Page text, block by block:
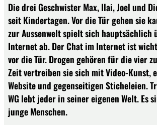
Die drei Geschwister Max, Ilai, Joel und
seit Kindertagen. Vor die Tür gehen sie
zur Aussenwelt spielt sich hauptsächlich
Internet ab. Der Chat im Internet ist
vor die Tür. Drogen gehören für die vier
Zeit vertreiben sie sich mit Video-Kunst,
Website und gegenseitigen Sticheleien.
WG lebt jeder in seiner eigenen Welt. Es
junge Menschen.